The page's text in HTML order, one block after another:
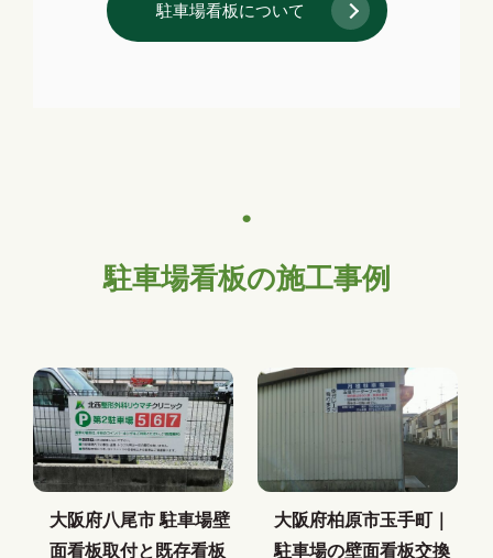
駐車場看板について
駐車場看板の施工事例
大阪府八尾市 駐車場壁
面看板取付と既存看板
大阪府柏原市玉手町｜
駐車場の壁面看板交換